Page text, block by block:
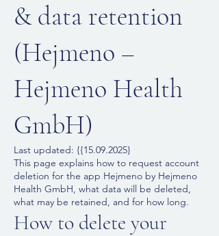
& data retention
(Hejmeno –
Hejmeno Health
GmbH)
Last updated: {{15.09.2025}
This page explains how to request account
deletion for the app Hejmeno by Hejmeno
Health GmbH, what data will be deleted,
what may be retained, and for how long.
How to delete your